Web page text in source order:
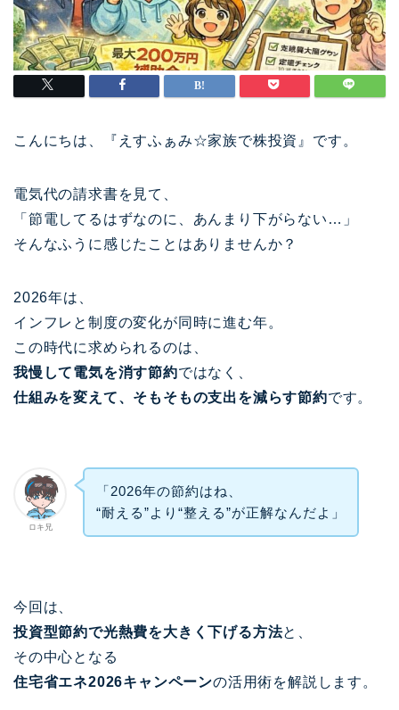
こんにちは、『えすふぁみ☆家族で株投資』です。
電気代の請求書を見て、
「節電してるはずなのに、あんまり下がらない…」
そんなふうに感じたことはありませんか？
2026年は、
インフレと制度の変化が同時に進む年。
この時代に求められるのは、
我慢して電気を消す節約ではなく、
仕組みを変えて、そもそもの支出を減らす節約です。
ロキ兄
「2026年の節約はね、
“耐える”より“整える”が正解なんだよ」
今回は、
投資型節約で光熱費を大きく下げる方法と、
その中心となる
住宅省エネ2026キャンペーンの活用術を解説します。